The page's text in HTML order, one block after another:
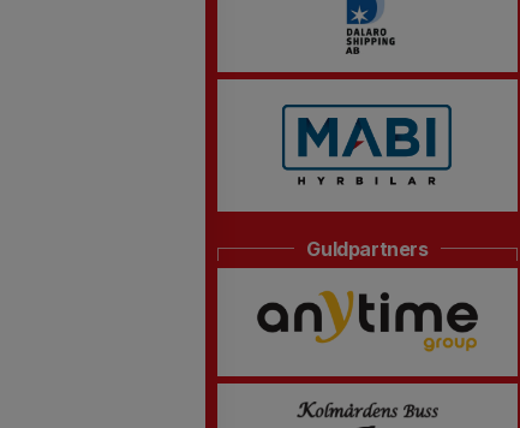
Guldpartners